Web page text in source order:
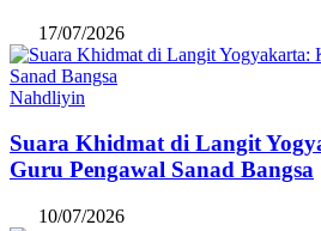
17/07/2026
Nahdliyin
Suara Khidmat di Langit
Guru Pengawal Sanad Bangsa
10/07/2026